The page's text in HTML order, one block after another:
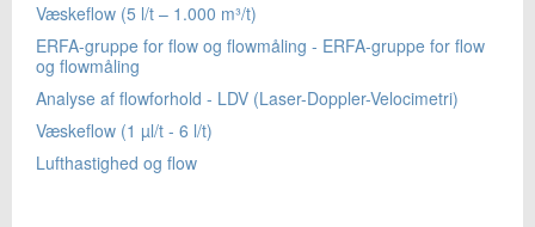
Væskeflow (5 l/t – 1.000 m³/t)
ERFA-gruppe for flow og flowmåling - ERFA-gruppe for flow
og flowmåling
Analyse af flowforhold - LDV (Laser-Doppler-Velocimetri)
Væskeflow (1 µl/t - 6 l/t)
Lufthastighed og flow